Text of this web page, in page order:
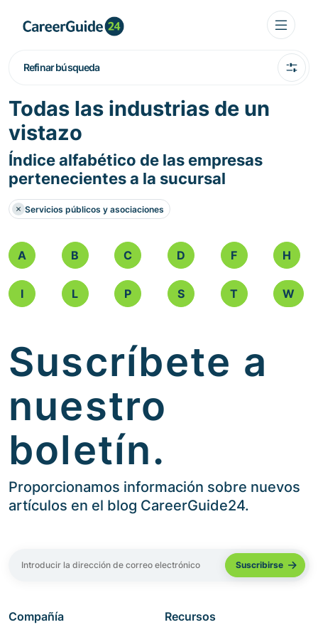
Refinar búsqueda
Todas las industrias de un
vistazo
Índice alfabético de las empresas
pertenecientes a la sucursal
Servicios públicos y asociaciones
A B C D F H
I L P S T W
Suscríbete a
nuestro
boletín.
Proporcionamos información sobre nuevos
artículos en el blog CareerGuide24.
Compañía Recursos